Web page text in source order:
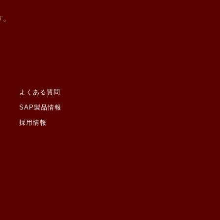
る機関から、個人情
監督いたします。
ません。ただし、ご本
な案件情報提供のた
よくある質問
SAP製品情報
採用情報